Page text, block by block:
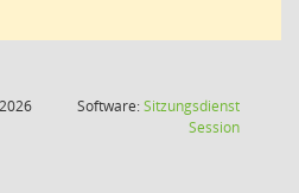
Software:Sitzungsdienst
Session(Wird in